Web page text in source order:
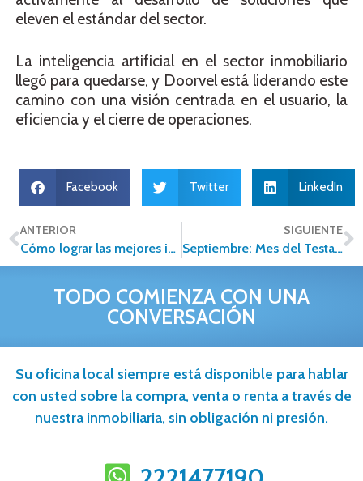
eleven el estándar del sector.
La inteligencia artificial en el sector inmobiliario
llegó para quedarse, y Doorvel está liderando este
camino con una visión centrada en el usuario, la
eficiencia y el cierre de operaciones.
Facebook Twitter LinkedIn
ANTERIOR
Cómo lograr las mejores imágenes para vender tu casa
SIGUIENTE
Septiembre: Mes del Testamento en México
TODO COMIENZA CON UNA
CONVERSACIÓN
Su oficina local siempre está disponible para hablar
con usted sobre la compra, venta o renta a través de
nuestra inmobiliaria, sin obligación ni presión.